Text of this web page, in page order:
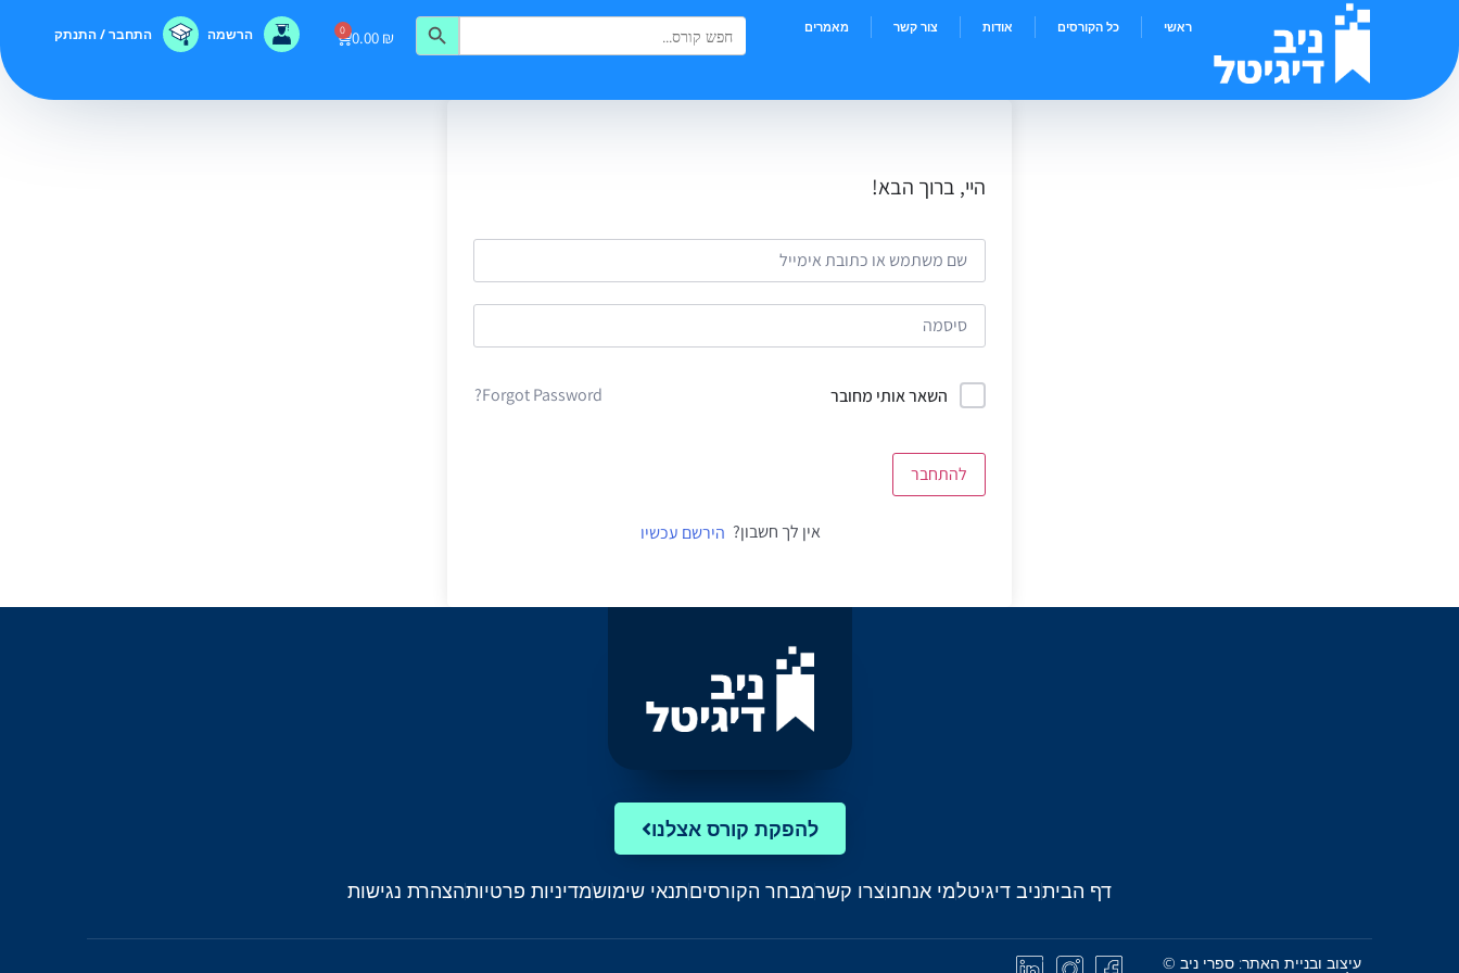
ראשי כל הקורסים אודות צור קשר מאמרים Search
for:
Search Button
0.00 ₪
0 הרשמה התחבר / התנתק
היי, ברוך הבא!
השאר אותי מחובר Forgot Password?
להתחבר
אין לך חשבון? הירשם עכשיו
להפקת קורס אצלנו
דף הביתניב דיגיטלמי אנחנוצרו קשרמבחר הקורסיםתנאי שימושמדיניות פרטיותהצהרת נגישות
עיצוב ובניית האתר: ספרי ניב ©